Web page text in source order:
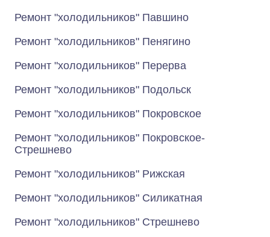
Ремонт "холодильников" Павшино
Ремонт "холодильников" Пенягино
Ремонт "холодильников" Перерва
Ремонт "холодильников" Подольск
Ремонт "холодильников" Покровское
Ремонт "холодильников" Покровское-
Стрешнево
Ремонт "холодильников" Рижская
Ремонт "холодильников" Силикатная
Ремонт "холодильников" Стрешнево